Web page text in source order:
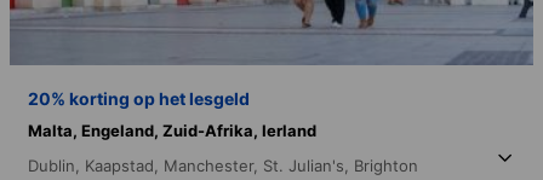
20% korting op het lesgeld
Malta, Engeland, Zuid-Afrika, Ierland
Dublin, Kaapstad, Manchester, St. Julian's, Brighton